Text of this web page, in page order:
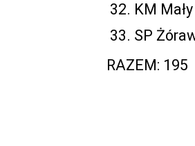
KM
SP
RAZEM: 195